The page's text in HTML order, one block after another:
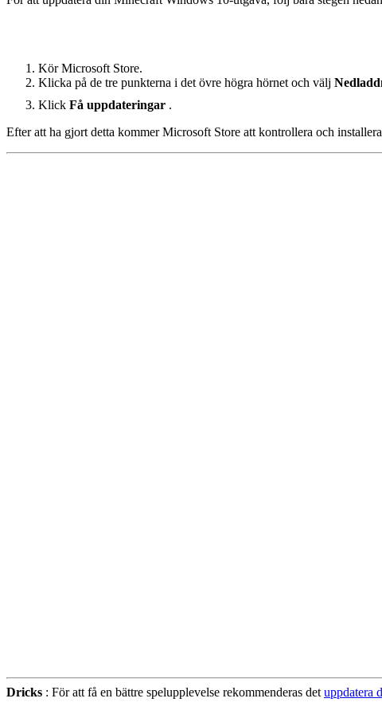
Kör Microsoft Store.
Klicka på de tre punkterna i det övre högra hörnet och välj
Klick Få uppdateringar .
Efter att ha gjort detta kommer Microsoft Store att kontrollera och
Dricks : För att få en bättre spelupplevelse rekommenderas det uppdatera